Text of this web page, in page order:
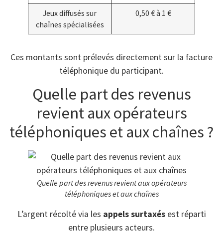
Jeux diffusés sur
chaînes spécialisées
0,50 € à 1 €
Ces montants sont prélevés directement sur la facture
téléphonique du participant.
Quelle part des revenus
revient aux opérateurs
téléphoniques et aux chaînes ?
Quelle part des revenus revient aux opérateurs
téléphoniques et aux chaînes
L’argent récolté via les appels surtaxésest réparti
entre plusieurs acteurs.